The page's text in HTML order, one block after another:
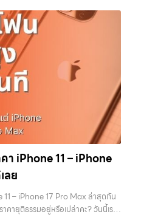
ริง ความครบชุด และความสะดวกใน
นเขต ลาดพร้าว, รัชดา, บางรัก,
า, บางนา, บางพลี, เกษตรนวมินทร์,
จะค้นหาคำว่า “รับซื้อมือถือใกล้ฉัน”,
iPad ได้ราคา”, “รับซื้อแท็บเล็ต
มือสอง ราคาสูง” — ที่นี่คือคำตอบ
บราคาและความสะดวกสบายที่เหนือ
ไว้วางใจ พร้อมทีมงานที่พร้อม
สภาพอย่างมืออาชีพ และจ่ายเงินทันที
เป็นเรื่องง่ายขึ้น ดีกว่า รวดเร็วกว่า
ชี่ยวชาญด้านการให้บริการ รับซื้อมือถือ
ทุกยี่ห้อ ในราคาสูง พร้อมจ่ายเงิน
รัชดา, บางรัก, แจ้งวัฒนะ, บางแค,
งพลี, เกษตรนวมินทร์, เสนานิคม,
พท์, รับซื้อแมคบุค, รับซื้อโน๊ตบุ๊ค, รับ
นค้าไอที กรุงเทพฯ – เราพร้อมให้
ห้บริการแบบครบวงจรสำหรับลูกค้าที่
ธีเตรียม iPhone แบบครบทุกขั้นตอน
ยเพิ่มมูลค่าเครื่องแบบที่หลายคนมอง
คาดีขึ้นมีสูงอย่างชัดเจน ทำไมการเต
ต้องเข้าใจก่อนว่าทำไมร้านรับซื้อถึง
สำหรับร้านหรือผู้รับซื้อ iPhone สิ่งที่
” หากเครื่องที่รับมาสามารถนำไปขาย
ไม่ต้องลบข้อมูล ไม่ต้องซ่อมเพิ่ม ความ
ในราคาที่สูงขึ้น ในทางกลับกัน ถ้า
รือสภาพดูไม่เรียบร้อย ร้านจะต้อง
กนำไปหักออกจากราคาที่เสนอให้กับ
ยก่อนล้างเครื่อง ขั้นตอนแรกที่ควร
งจากล้างเครื่องแล้ว ข้อมูลทั้งหมดจะ
พ รายชื่อ เบอร์โทร หรือแชทต่างๆ
ายเร็ว แต่สุดท้ายต้องกลับมาเสีย
ำรองข้อมูลได้ผ่าน iCloud หรือผ่าน
ดวก iCloud จะเป็นตัวเลือกที่ง่าย
า iPhone 11 – iPhone
ลย
11 – iPhone 17 Pro Max ล่าสุดกัน
คายุติธรรมอยู่หรือเปล่าคะ? วันนี้เรา